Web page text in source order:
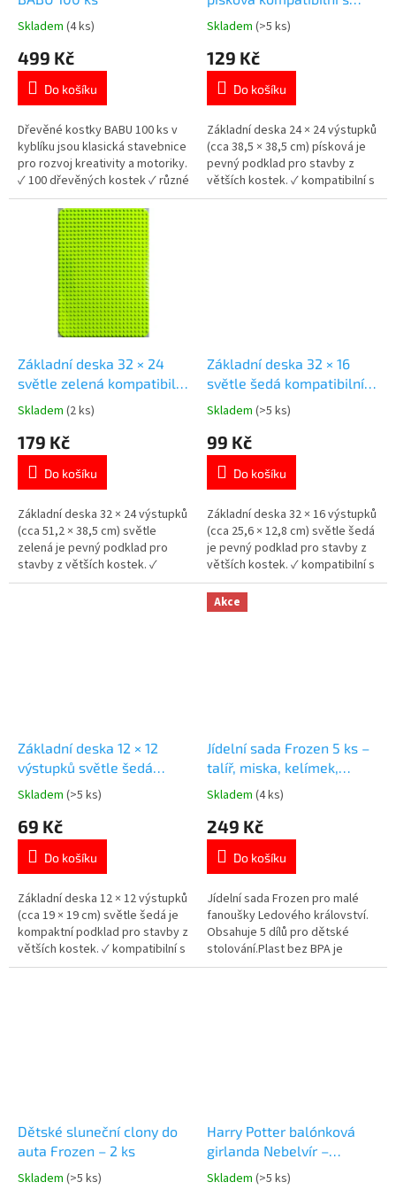
Průměrné
produktu
5,0
5
hvězdiček.
Skladem (4 ks)
499 Kč
Do košíku
Dřevěné kostky BABU 100 ks v
kyblíku jsou klasická stavebnice
pro rozvoj kreativity a motoriky.
✓ 100 dřevěných kostek ✓ různé
tvary a barvy ✓ praktický kyblík
👉 Více stavebnic od 18 měsíců
velkými kostkami
Průměrné
produktu
5,0
5
hvězdiček.
Skladem (>5 ks)
129 Kč
Do košíku
Základní deska 24 × 24 výstupků
(cca 38,5 × 38,5 cm) písková je
pevný podklad pro stavby z
větších kostek. ✓ kompatibilní s
velkými kostkami ✓ pevný
Základní deska 32 × 24
světle zelená kompatibilní
s velkými kostkami (51,2 ×
38,5 cm)
Průměrné
produktu
5,0
5
hvězdiček.
Skladem (2 ks)
179 Kč
Do košíku
Základní deska 32 × 24 výstupků
(cca 51,2 × 38,5 cm) světle
zelená je pevný podklad pro
stavby z větších kostek. ✓
kompatibilní s velkými kostkami
Základní deska 32 × 16
světle šedá kompatibilní s
velkými kostkami (25,6 ×
12,8 cm)
Průměrné
produktu
5,0
5
hvězdiček.
Skladem (>5 ks)
99 Kč
Do košíku
Základní deska 32 × 16 výstupků
(cca 25,6 × 12,8 cm) světle šedá
je pevný podklad pro stavby z
větších kostek. ✓ kompatibilní s
velkými kostkami ✓ pevný
základ pro stavění ✓ vhodné pro
malé děti 👉 Více stavebnic od
Základní deska 12 × 12
výstupků světle šedá
kompatibilní s velkými
kostkami (19 × 19 cm)
Průměrné
produktu
5,0
5
hvězdiček.
Skladem (>5 ks)
69 Kč
Do košíku
Základní deska 12 × 12 výstupků
(cca 19 × 19 cm) světle šedá je
kompaktní podklad pro stavby z
větších kostek. ✓ kompatibilní s
velkými kostkami ✓ pevný
Akce
Jídelní sada Frozen 5 ks –
talíř, miska, kelímek,
příbory
Průměrné
produktu
5,0
5
hvězdiček.
Skladem (4 ks)
249 Kč
Do košíku
Jídelní sada Frozen pro malé
fanoušky Ledového království.
Obsahuje 5 dílů pro dětské
stolování.Plast bez BPA je
bezpečný pro běžné
Dětské sluneční clony do
auta Frozen – 2 ks
Průměrné
Skladem (>5 ks)
Harry Potter balónková
girlanda Nebelvír –
červené, oranžové a žluté
Průměrné
Skladem (>5 ks)